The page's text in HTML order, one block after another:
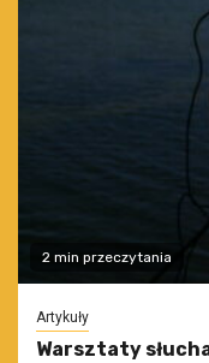
2 min przeczytania
Artykuły
Warsztaty